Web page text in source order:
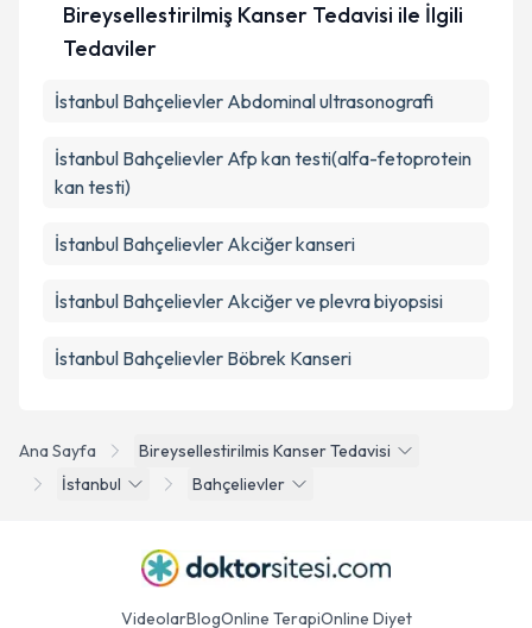
Ana Sayfa
Bireysellestirilmis Kanser Tedavisi
İstanbul
Bahçelievler
Bireysellestirilmiş Kanser Tedavisi ile İlgili
Tedaviler
İstanbul Bahçelievler Abdominal ultrasonografi
İstanbul Bahçelievler Afp kan testi(alfa-fetoprotein
kan testi)
İstanbul Bahçelievler Akciğer kanseri
İstanbul Bahçelievler Akciğer ve plevra biyopsisi
İstanbul Bahçelievler Böbrek Kanseri
VideolarBlogOnline TerapiOnline Diyet